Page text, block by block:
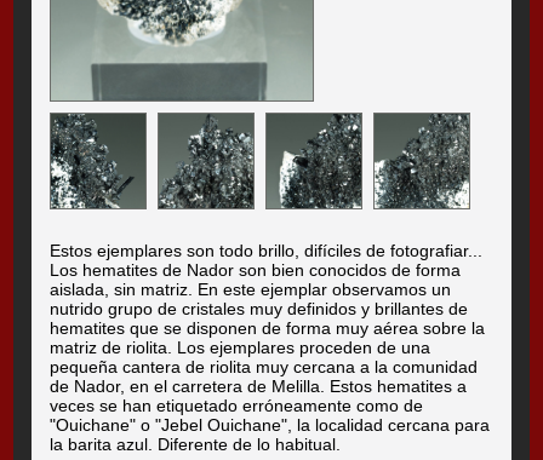
Estos ejemplares son todo brillo, difíciles de fotografiar...
Los hematites de Nador son bien conocidos de forma
aislada, sin matriz. En este ejemplar observamos un
nutrido grupo de cristales muy definidos y brillantes de
hematites que se disponen de forma muy aérea sobre la
matriz de riolita. Los ejemplares proceden de una
pequeña cantera de riolita muy cercana a la comunidad
de Nador, en el carretera de Melilla. Estos hematites a
veces se han etiquetado erróneamente como de
"Ouichane" o "Jebel Ouichane", la localidad cercana para
la barita azul. Diferente de lo habitual.